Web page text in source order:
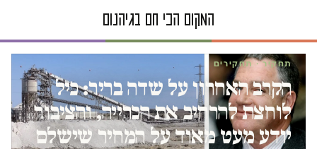
תחקיר · תחקירים
הקרב האחרון על שדה בריר: כיל
לוחצת להרחיב את הכרייה, והציבור
יודע מעט מאוד על המחיר שישלם